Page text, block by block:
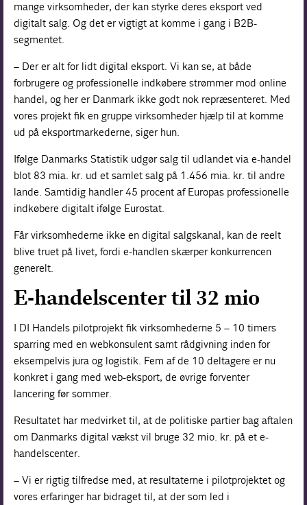
mange virksomheder, der kan styrke deres eksport ved
digitalt salg. Og det er vigtigt at komme i gang i B2B-
segmentet.
– Der er alt for lidt digital eksport. Vi kan se, at både
forbrugere og professionelle indkøbere strømmer mod online
handel, og her er Danmark ikke godt nok repræsenteret. Med
vores projekt fik en gruppe virksomheder hjælp til at komme
ud på eksportmarkederne, siger hun.
Ifølge Danmarks Statistik udgør salg til udlandet via e-handel
blot 83 mia. kr. ud et samlet salg på 1.456 mia. kr. til andre
lande. Samtidig handler 45 procent af Europas professionelle
indkøbere digitalt ifølge Eurostat.
Får virksomhederne ikke en digital salgskanal, kan de reelt
blive truet på livet, fordi e-handlen skærper konkurrencen
generelt.
E-handelscenter til 32 mio
I DI Handels pilotprojekt fik virksomhederne 5 – 10 timers
sparring med en webkonsulent samt rådgivning inden for
eksempelvis jura og logistik. Fem af de 10 deltagere er nu
konkret i gang med web-eksport, de øvrige forventer
lancering før sommer.
Resultatet har medvirket til, at de politiske partier bag aftalen
om Danmarks digital vækst vil bruge 32 mio. kr. på et e-
handelscenter.
– Vi er rigtig tilfredse med, at resultaterne i pilotprojektet og
vores erfaringer har bidraget til, at der som led i